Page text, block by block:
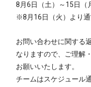
8月6日（土）～15日（
※8月16日（火）より通
お問い合わせに関する
なりますので、ご理解
お願いいたします。
チームはスケジュール